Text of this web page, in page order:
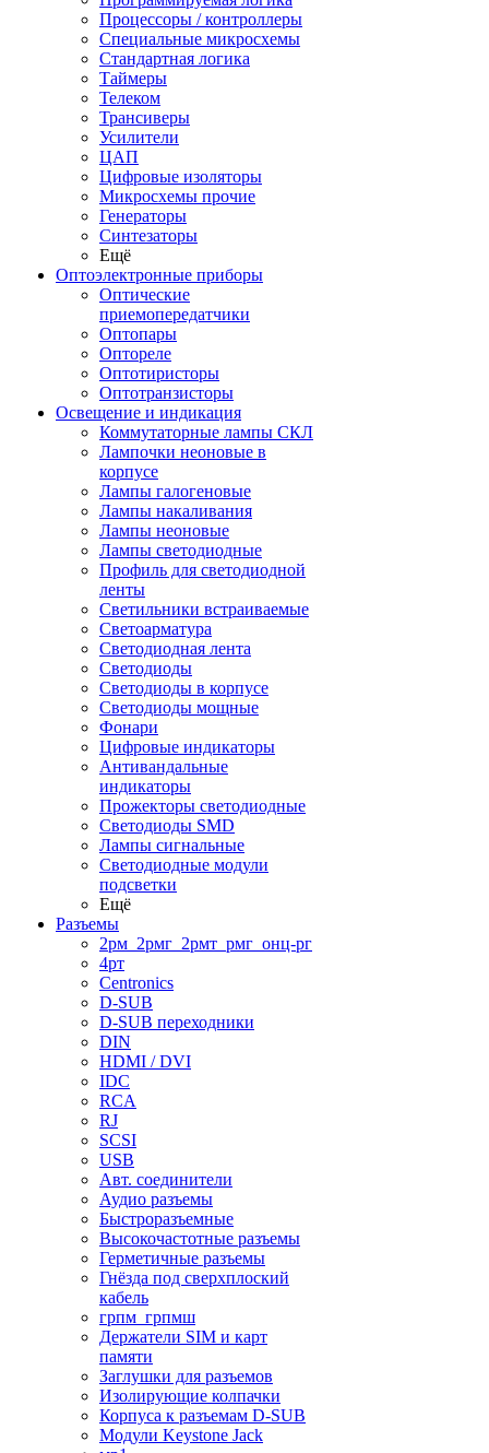
Процессоры / контроллеры
Специальные микросхемы
Стандартная логика
Таймеры
Телеком
Трансиверы
Усилители
ЦАП
Цифровые изоляторы
Микросхемы прочие
Генераторы
Синтезаторы
Ещё
Оптоэлектронные приборы
Оптические
приемопередатчики
Оптопары
Оптореле
Оптотиристоры
Оптотранзисторы
Освещение и индикация
Коммутаторные лампы СКЛ
Лампочки неоновые в
корпусе
Лампы галогеновые
Лампы накаливания
Лампы неоновые
Лампы светодиодные
Профиль для светодиодной
ленты
Светильники встраиваемые
Светоарматура
Светодиодная лента
Светодиоды
Светодиоды в корпусе
Светодиоды мощные
Фонари
Цифровые индикаторы
Антивандальные
индикаторы
Прожекторы светодиодные
Светодиоды SMD
Лампы сигнальные
Светодиодные модули
подсветки
Ещё
Разъемы
2рм_2рмг_2рмт_рмг_онц-рг
4рт
Centronics
D-SUB
D-SUB переходники
DIN
HDMI / DVI
IDC
RCA
RJ
SCSI
USB
Авт. соединители
Аудио разъемы
Быстроразъемные
Высокочастотные разъемы
Герметичные разъемы
Гнёзда под сверхплоский
кабель
грпм_грпмш
Держатели SIM и карт
памяти
Заглушки для разъемов
Изолирующие колпачки
Корпуса к разъемам D-SUB
Модули Keystone Jack